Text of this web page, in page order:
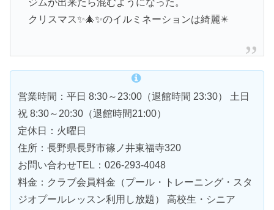
ジムが出来たら混むようになった。
クリスマス✨🎄✨のイルミネーションは綺麗✴️
営業時間：平日 8:30～23:00（退館時間 23:30） 土日
祝 8:30～20:30（退館時間21:00）
定休日：火曜日
住所：長野県長野市篠ノ井東福寺320
お問い合わせTEL：026-293-4048
料金：クラブ会員料金（プール・トレーニング・スタ
ジオプールレッスン利用し放題） 高校生・シニア